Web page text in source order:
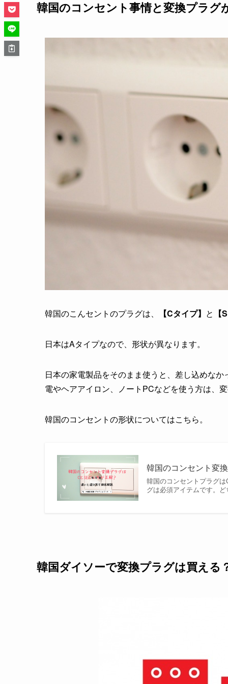
韓国のコンセント事情と変換プラグ
韓国のこんセントのプラグは、 【Cタイプ】 と
日本はAタイプなので、形状が異なります。
日本の家電製品をそのまま使うと、差し込めな
電やヘアアイロン、ノートPCなどを使う方は、
韓国のコンセントの形状についてはこちら。
韓国のコンセント変
韓国のコンセントプラグ
グは必須アイテムです。
韓国ダイソーで変換プラグは買える